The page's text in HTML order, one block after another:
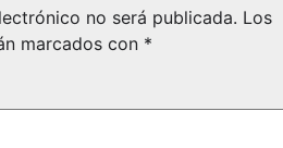
no será publicada. Los
marcados con *